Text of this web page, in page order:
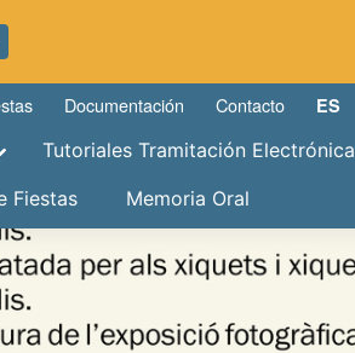
Documentación Contacto ES
Tutoriales Tramitación Electrónica
Fiestas Memoria Oral